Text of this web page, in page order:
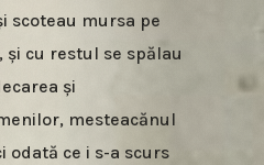
scoteau mursa pe
și cu restul se spălau
și
mesteacănul
odată ce i s-a scurs